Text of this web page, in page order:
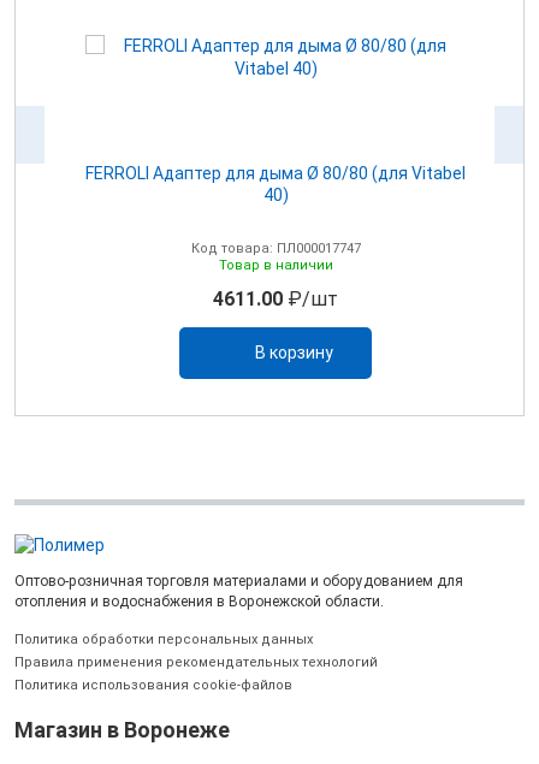
FERROLI Адаптер для дыма Ø 80/80 (для Vitabel
40)
Код товара: ПЛ000017747
Товар в наличии
4611.00 ₽/шт
В корзину
Оптово-розничная торговля материалами и оборудованием для
отопления и водоснабжения в Воронежской области.
Политика обработки персональных данных
Правила применения рекомендательных технологий
Политика использования cookie-файлов
Магазин в Воронеже